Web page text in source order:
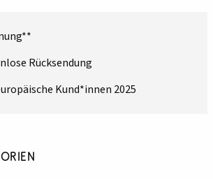
Rücksendung
Kund*innen 2025